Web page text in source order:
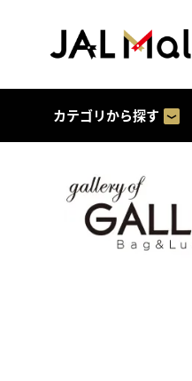
カテゴリから探す